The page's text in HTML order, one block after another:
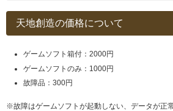
天地創造の価格について
ゲームソフト箱付：2000円
ゲームソフトのみ：1000円
故障品：300円
※故障はゲームソフトが起動しない、データが正